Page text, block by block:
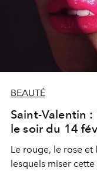
BEAUTÉ
Saint-Valentin
le soir du 14
Le rouge, le rose et
lesquels miser